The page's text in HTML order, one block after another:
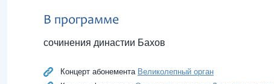
В программе
сочинения династии Бахов
Концерт абонемента Великолепный орган